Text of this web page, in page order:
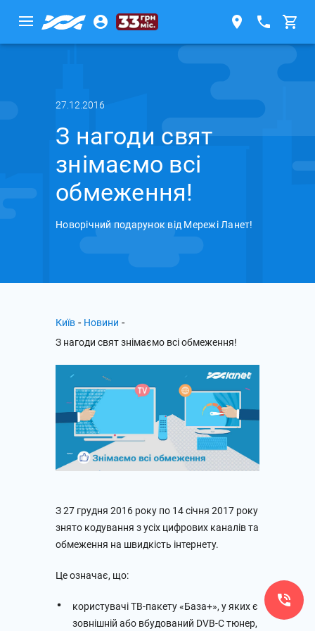
27.12.2016
З нагоди свят
знімаємо всі
обмеження!
Новорічний подарунок від Мережі Ланет!
Київ - Новини -
З нагоди свят знімаємо всі обмеження!
З 27 грудня 2016 року по 14 січня 2017 року
знято кодування з усіх цифрових каналів та
обмеження на швидкість інтернету.
Це означає, що:
користувачі ТВ-пакету «База+», у яких є
зовнішній або вбудований DVB-C тюнер,